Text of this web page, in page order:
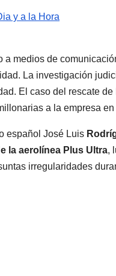
y a la Hora
a medios de
La investigación
El caso del rescate
a la empresa
español José Luis
la aerolínea Plus Ultra,
irregularidades